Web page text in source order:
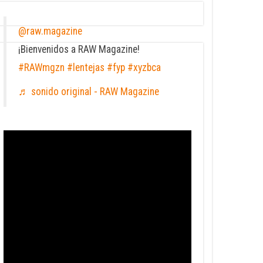
@raw.magazine
¡Bienvenidos a RAW Magazine!
#RAWmgzn #lentejas #fyp #xyzbca
♬ sonido original - RAW Magazine